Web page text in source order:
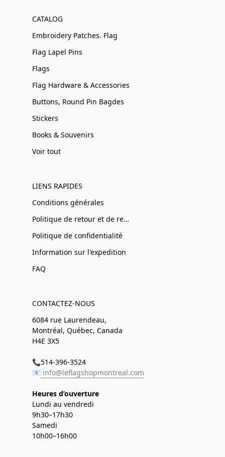
CATALOG
Embroidery Patches. Flag
Flag Lapel Pins
Flags
Flag Hardware & Accessories
Buttons, Round Pin Bagdes
Stickers
Books & Souvenirs
Voir tout
LIENS RAPIDES
Conditions générales
Politique de retour et de remboursement
Politique de confidentialité
Information sur l'expedition
FAQ
CONTACTEZ-NOUS
6084 rue Laurendeau,
Montréal, Québec, Canada
H4E 3X5
📞514-396-3524
📧 info@leflagshopmontreal.com
Heures d’ouverture
Lundi au vendredi
9h30–17h30
Samedi
10h00–16h00